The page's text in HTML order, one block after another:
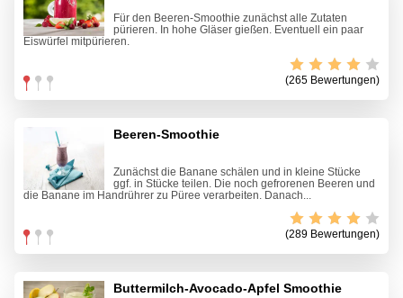
Für den Beeren-Smoothie zunächst alle Zutaten
pürieren. In hohe Gläser gießen. Eventuell ein paar
Eiswürfel mitpürieren.
(265 Bewertungen)
Beeren-Smoothie
Zunächst die Banane schälen und in kleine Stücke
ggf. in Stücke teilen. Die noch gefrorenen Beeren und
die Banane im Handrührer zu Püree verarbeiten. Danach...
(289 Bewertungen)
Buttermilch-Avocado-Apfel Smoothie